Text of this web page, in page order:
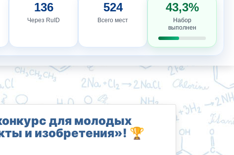
136
Через RuID
524
Всего мест
43,3%
Набор
выполнен
для молодых
и изобретения»! 🏆